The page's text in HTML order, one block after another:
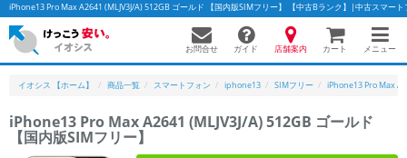
iPhone13 Pro Max A2641 (MLJV3J/A) 512GB ゴールド 【国内版SIMフリー】 【中古Bランク】|中古スマー
お問合せ ガイド 店舗案内 カート メニュー
イオシス 【ホーム】 商品一覧 スマートフォン iphone13 SIMフリー iPhone13 Pro Max
iPhone13 Pro Max A2641 (MLJV3J/A) 512GB ゴールド
【国内版SIMフリー】かんたんパソコン検索に切り替える